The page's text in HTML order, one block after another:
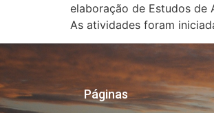
elaboração de Estudos de
As atividades foram
Páginas